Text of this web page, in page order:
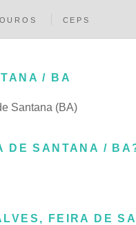
CEPS
/ BA
Santana (BA)
DE SANTANA /
FEIRA DE